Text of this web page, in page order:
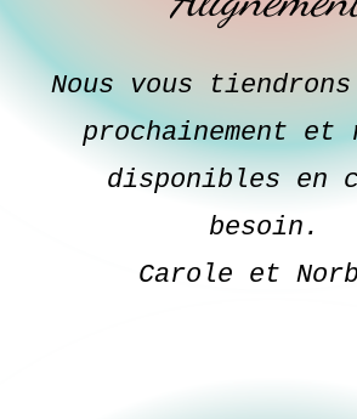
Nous vous
prochainement et
disponibles en
besoin.
Carole et